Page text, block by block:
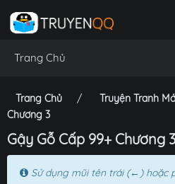
Trang Chủ
Trang Chủ Truyện Tranh
Chương 3
Gậy Gỗ Cấp 99+ Chương
Sử dụng mũi tên trái (←) hoặc